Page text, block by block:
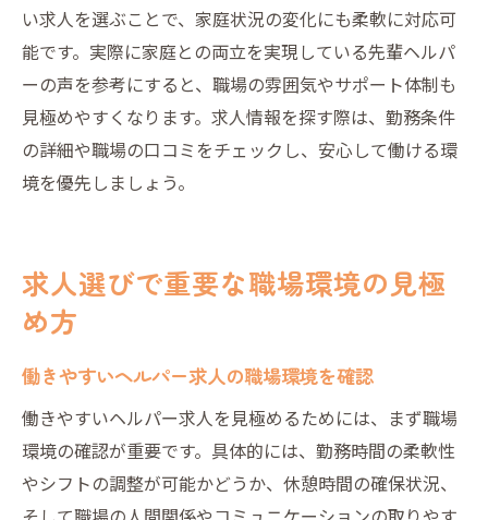
い求人を選ぶことで、家庭状況の変化にも柔軟に対応可
能です。実際に家庭との両立を実現している先輩ヘルパ
ーの声を参考にすると、職場の雰囲気やサポート体制も
見極めやすくなります。求人情報を探す際は、勤務条件
の詳細や職場の口コミをチェックし、安心して働ける環
境を優先しましょう。
求人選びで重要な職場環境の見極
め方
働きやすいヘルパー求人の職場環境を確認
働きやすいヘルパー求人を見極めるためには、まず職場
環境の確認が重要です。具体的には、勤務時間の柔軟性
やシフトの調整が可能かどうか、休憩時間の確保状況、